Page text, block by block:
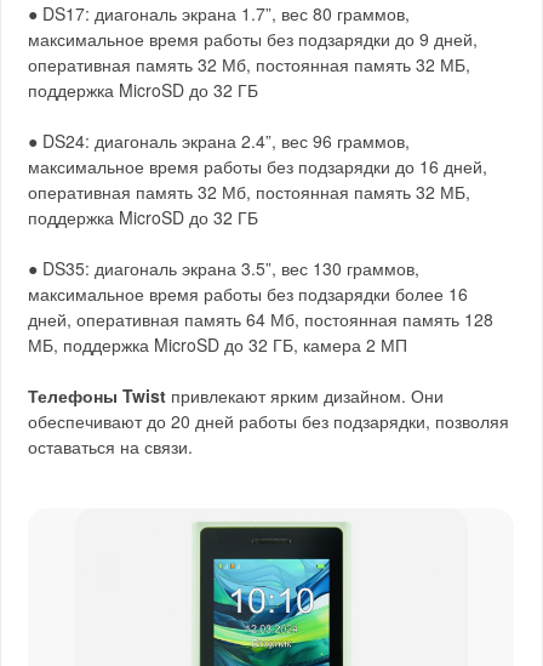
● DS17: диагональ экрана 1.7”, вес 80 граммов,
максимальное время работы без подзарядки до 9 дней,
оперативная память 32 Мб, постоянная память 32 МБ,
поддержка MicroSD до 32 ГБ
● DS24: диагональ экрана 2.4”, вес 96 граммов,
максимальное время работы без подзарядки до 16 дней,
оперативная память 32 Мб, постоянная память 32 МБ,
поддержка MicroSD до 32 ГБ
● DS35: диагональ экрана 3.5”, вес 130 граммов,
максимальное время работы без подзарядки более 16
дней, оперативная память 64 Мб, постоянная память 128
МБ, поддержка MicroSD до 32 ГБ, камера 2 МП
Телефоны Twist привлекают ярким дизайном. Они
обеспечивают до 20 дней работы без подзарядки, позволяя
оставаться на связи.